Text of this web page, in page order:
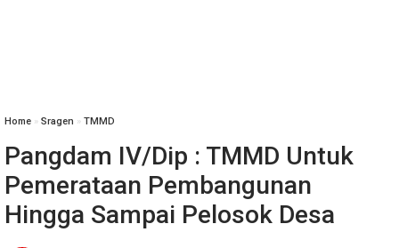
Home » Sragen » TMMD
Pangdam IV/Dip : TMMD Untuk
Pemerataan Pembangunan
Hingga Sampai Pelosok Desa